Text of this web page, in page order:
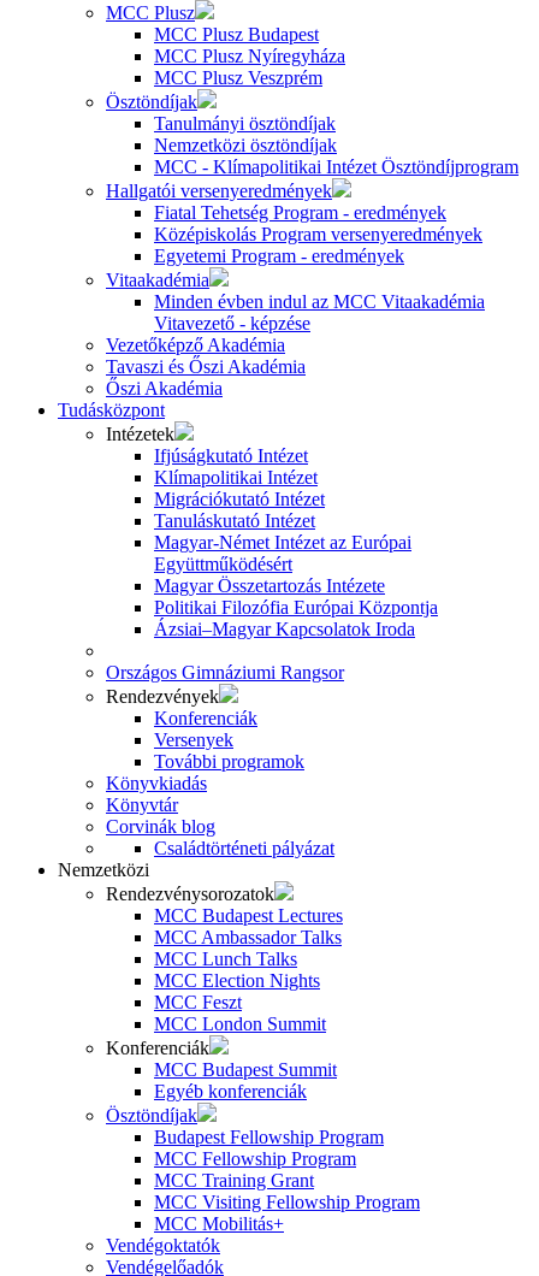
MCC Plusz
MCC Plusz Budapest
MCC Plusz Nyíregyháza
MCC Plusz Veszprém
Ösztöndíjak
Tanulmányi ösztöndíjak
Nemzetközi ösztöndíjak
MCC - Klímapolitikai Intézet Ösztöndíjprogram
Hallgatói versenyeredmények
Fiatal Tehetség Program - eredmények
Középiskolás Program versenyeredmények
Egyetemi Program - eredmények
Vitaakadémia
Minden évben indul az MCC Vitaakadémia
Vitavezető - képzése
Vezetőképző Akadémia
Tavaszi és Őszi Akadémia
Őszi Akadémia
Tudásközpont
Intézetek
Ifjúságkutató Intézet
Klímapolitikai Intézet
Migrációkutató Intézet
Tanuláskutató Intézet
Magyar-Német Intézet az Európai
Együttműködésért
Magyar Összetartozás Intézete
Politikai Filozófia Európai Központja
Ázsiai–Magyar Kapcsolatok Iroda
Országos Gimnáziumi Rangsor
Rendezvények
Konferenciák
Versenyek
További programok
Könyvkiadás
Könyvtár
Corvinák blog
Családtörténeti pályázat
Nemzetközi
Rendezvénysorozatok
MCC Budapest Lectures
MCC Ambassador Talks
MCC Lunch Talks
MCC Election Nights
MCC Feszt
MCC London Summit
Konferenciák
MCC Budapest Summit
Egyéb konferenciák
Ösztöndíjak
Budapest Fellowship Program
MCC Fellowship Program
MCC Training Grant
MCC Visiting Fellowship Program
MCC Mobilitás+
Vendégoktatók
Vendégelőadók